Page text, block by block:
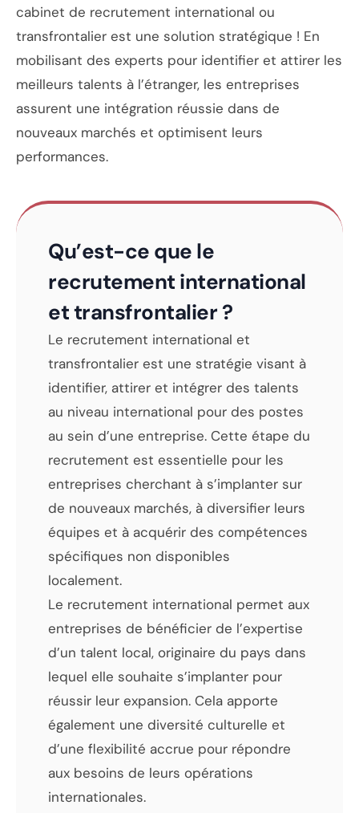
cabinet de recrutement international ou
transfrontalier est une solution stratégique ! En
mobilisant des experts pour identifier et attirer les
meilleurs talents à l’étranger, les entreprises
assurent une intégration réussie dans de
nouveaux marchés et optimisent leurs
performances.
Qu’est-ce que le
recrutement international
et transfrontalier ?
Le recrutement international et
transfrontalier est une stratégie visant à
identifier, attirer et intégrer des talents
au niveau international pour des postes
au sein d’une entreprise. Cette étape du
recrutement est essentielle pour les
entreprises cherchant à s’implanter sur
de nouveaux marchés, à diversifier leurs
équipes et à acquérir des compétences
spécifiques non disponibles
localement.
Le recrutement international permet aux
entreprises de bénéficier de l’expertise
d’un talent local, originaire du pays dans
lequel elle souhaite s’implanter pour
réussir leur expansion. Cela apporte
également une diversité culturelle et
d’une flexibilité accrue pour répondre
aux besoins de leurs opérations
internationales.